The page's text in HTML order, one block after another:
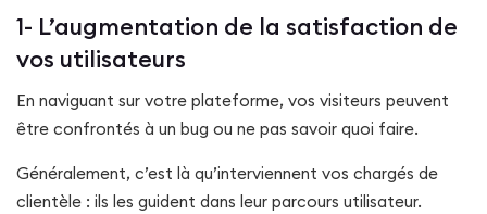
1- L’augmentation de la satisfaction de
vos utilisateurs
En naviguant sur votre plateforme, vos visiteurs peuvent
être confrontés à un bug ou ne pas savoir quoi faire.
Généralement, c’est là qu’interviennent vos chargés de
clientèle : ils les guident dans leur parcours utilisateur.